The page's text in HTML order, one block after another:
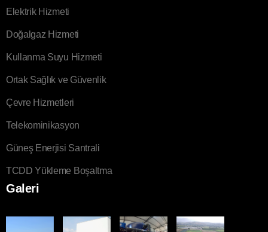
Elektrik Hizmeti
Doğalgaz Hizmeti
Kullanma Suyu Hizmeti
Ortak Sağlık ve Güvenlik
Çevre Hizmetleri
Telekominikasyon
Güneş Enerjisi Santrali
TCDD Yükleme Boşaltma
Galeri